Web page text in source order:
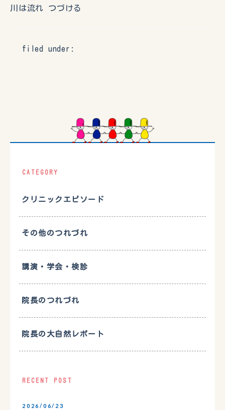
川は流れ つづける
filed under:
CATEGORY
クリニックエピソード
その他のつれづれ
講演・学会・検診
院長のつれづれ
院長の大自然レポート
RECENT POST
2026/06/23